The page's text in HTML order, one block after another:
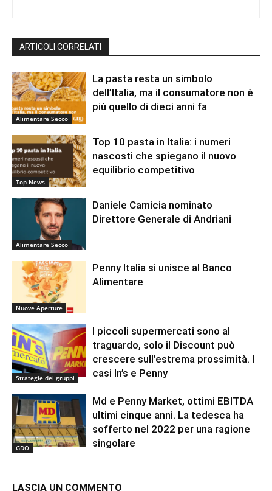
ARTICOLI CORRELATI
Alimentare Secco
La pasta resta un simbolo
dell’Italia, ma il consumatore non è
più quello di dieci anni fa
Top News
Top 10 pasta in Italia: i numeri
nascosti che spiegano il nuovo
equilibrio competitivo
Alimentare Secco
Daniele Camicia nominato
Direttore Generale di Andriani
Nuove Aperture
Penny Italia si unisce al Banco
Alimentare
Strategie dei gruppi
I piccoli supermercati sono al
traguardo, solo il Discount può
crescere sull’estrema prossimità. I
casi In’s e Penny
GDO
Md e Penny Market, ottimi EBITDA
ultimi cinque anni. La tedesca ha
sofferto nel 2022 per una ragione
singolare
LASCIA UN COMMENTO